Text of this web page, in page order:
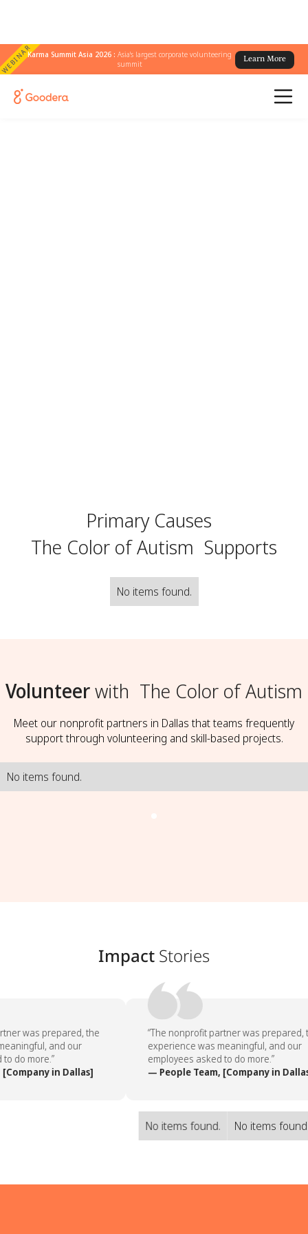
WEBINARKarma Summit Asia 2026 :Asia's largest corporate volunteering
summit
Learn More
Primary Causes
The Color of Autism Supports
No items found.
Volunteerwith The Color of Autism
Meet our nonprofit partners in Dallas that teams frequently
support through volunteering and skill-based projects.
No items found.
Impact Stories
was prepared, the
and our
do more.”
in Dallas]
“The nonprofit partner was prepared,
experience was meaningful, and our
employees asked to do more.”
— People Team, [Company in
No items found. No items